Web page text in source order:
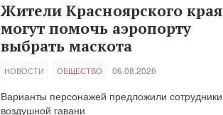
Жители Красноярского края
могут помочь аэропорту
выбрать маскота
НОВОСТИ ОБЩЕСТВО 06.08.2026
Варианты персонажей предложили сотрудники
воздушной гавани